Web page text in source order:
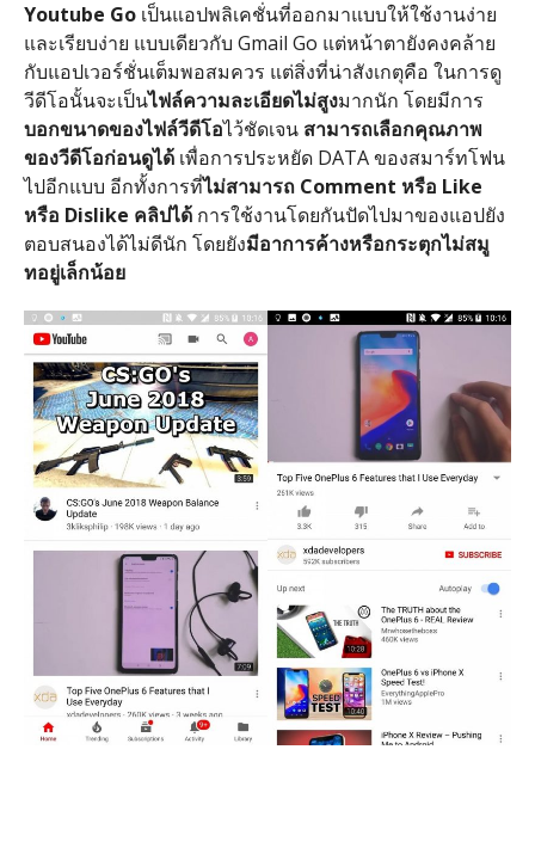
Youtube Goเป็นแอปพลิเคชั่นที่ออกมาแบบให้ใช้งานง่าย
และเรียบง่าย แบบเดียวกับ Gmail Go แต่หน้าตายังคงคล้าย
กับแอปเวอร์ชั่นเต็มพอสมควร แต่สิ่งที่น่าสังเกตุคือ ในการดู
วีดีโอนั้นจะเป็นไฟล์ความละเอียดไม่สูงมากนัก โดยมีการ
บอกขนาดของไฟล์วีดีโอไว้ชัดเจน สามารถเลือกคุณภาพ
ของวีดีโอก่อนดูได้เพื่อการประหยัด DATA ของสมาร์ทโฟน
ไปอีกแบบ อีกทั้งการที่ไม่สามารถ Comment หรือ Like
หรือ Dislike คลิปได้การใช้งานโดยกันปัดไปมาของแอปยัง
ตอบสนองได้ไม่ดีนัก โดยยังมีอาการค้างหรือกระตุกไม่สมู
ทอยู่เล็กน้อย